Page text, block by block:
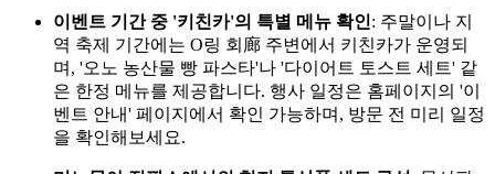
이벤트 기간 중 '키친카'의 특별 메뉴 확인: 주말이나 지
역 축제 기간에는 O링 회廊 주변에서 키친카가 운영되
며, '오노 농산물 빵 파스타'나 '다이어트 토스트 세트' 같
은 한정 메뉴를 제공합니다. 행사 일정은 홈페이지의 '이
벤트 안내' 페이지에서 확인 가능하며, 방문 전 미리 일정
을 확인해보세요.